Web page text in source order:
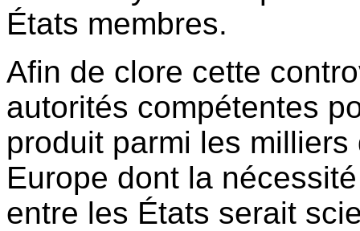
États membres.
Afin de clore cette
autorités compétentes
produit parmi les
Europe dont la
entre les États serait